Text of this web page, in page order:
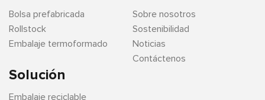
Bolsa prefabricada
Rollstock
Embalaje termoformado
Solución
Embalaje reciclable
Sobre nosotros
Sostenibilidad
Noticias
Contáctenos